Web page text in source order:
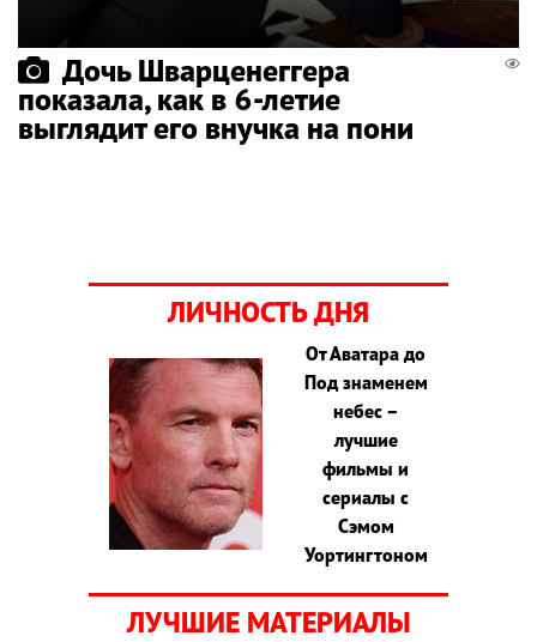
Дочь Шварценеггера
показала, как в 6-летие
выглядит его внучка на пони
ЛИЧНОСТЬ ДНЯ
От Аватара до
Под знаменем
небес –
лучшие
фильмы и
сериалы с
Сэмом
Уортингтоном
ЛУЧШИЕ МАТЕРИАЛЫ